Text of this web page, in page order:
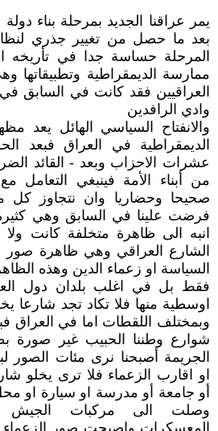
يمر عراقنا الجديد بمرحلة بناء
بعد ما حصل من تغيير جذري
المرحلة حساسة جدا في تأريخه
ممارسة الديمقراطية وتطبيقاتها
العراقيين فقد كانت في السابق
وادي الرافدين
والانفتاح السياسي الهائل يعد
الديمقراطية في العراق فبعد
عشرات الاحزاب وبعد - القائد
من أبناء الأمة فينبغي التعامل مع
صحيحا وحضاريا وان نتجاوز كل
فرضت علينا في السابق وهي
انبه الى ظاهرة متخلفة كانت
الشارع العراقي وهي ظاهرة صور
السياسة او زعماء الدين وهذه
فقط بل في اغلب بلدان دول
اوسطية منها فلا تكاد تجد شارعا
وبمختلف اللقطات اما في العراق
شوارع وطننا الحبيب غير صورة
الجريمة أصبحنا نرى مئات الصور
او اقارب الزعماء فلا ترى يخلو
أو جامعة أو مدرسة او سيارة او
وصلت الى مركبات الجيش